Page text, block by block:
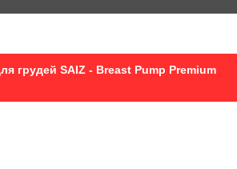
грудей SAIZ - Breast Pump Premium